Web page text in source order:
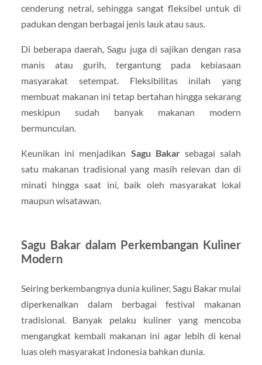
cenderung netral, sehingga sangat fleksibel untuk di
padukan dengan berbagai jenis lauk atau saus.
Di beberapa daerah, Sagu juga di sajikan dengan rasa
manis atau gurih, tergantung pada kebiasaan
masyarakat setempat. Fleksibilitas inilah yang
membuat makanan ini tetap bertahan hingga sekarang
meskipun sudah banyak makanan modern
bermunculan.
Keunikan ini menjadikan Sagu Bakarsebagai salah
satu makanan tradisional yang masih relevan dan di
minati hingga saat ini, baik oleh masyarakat lokal
maupun wisatawan.
Sagu Bakar dalam Perkembangan Kuliner
Modern
Seiring berkembangnya dunia kuliner, Sagu Bakar mulai
diperkenalkan dalam berbagai festival makanan
tradisional. Banyak pelaku kuliner yang mencoba
mengangkat kembali makanan ini agar lebih di kenal
luas oleh masyarakat Indonesia bahkan dunia.